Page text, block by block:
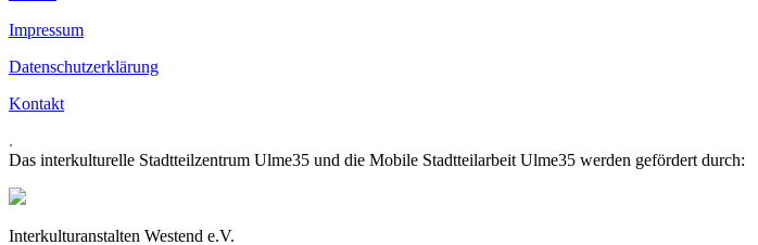
Impressum
Datenschutzerklärung
Kontakt
.
Das interkulturelle Stadtteilzentrum Ulme35 und die Mobile Stadtteilarbeit Ulme35 werden gefördert durch:
Interkulturanstalten Westend e.V.